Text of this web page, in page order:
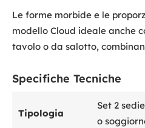
Le forme morbide e le
modello Cloud ideale anche
tavolo o da salotto,
Specifiche Tecniche
Tipologia
Set 2
o